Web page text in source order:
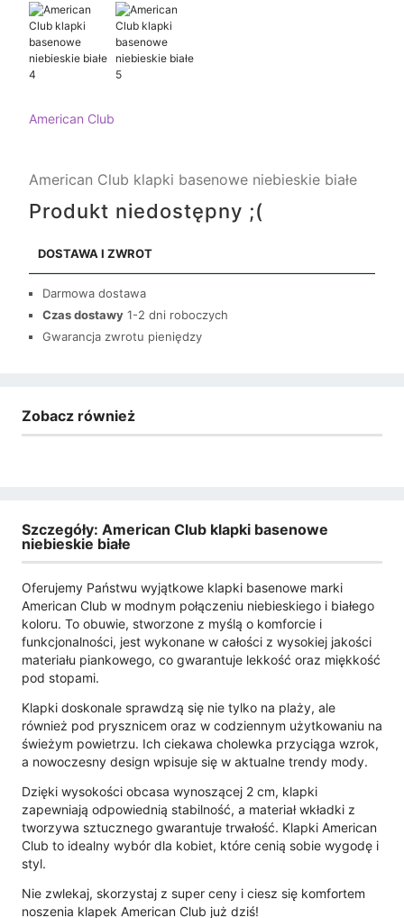
American Club
American Club klapki basenowe niebieskie białe
Produkt niedostępny ;(
DOSTAWA I ZWROT
Darmowa dostawa
Czas dostawy 1-2 dni roboczych
Gwarancja zwrotu pieniędzy
Zobacz również
Szczegóły: American Club klapki basenowe
niebieskie białe
Oferujemy Państwu wyjątkowe klapki basenowe marki
American Club w modnym połączeniu niebieskiego i białego
koloru. To obuwie, stworzone z myślą o komforcie i
funkcjonalności, jest wykonane w całości z wysokiej jakości
materiału piankowego, co gwarantuje lekkość oraz miękkość
pod stopami.
Klapki doskonale sprawdzą się nie tylko na plaży, ale
również pod prysznicem oraz w codziennym użytkowaniu na
świeżym powietrzu. Ich ciekawa cholewka przyciąga wzrok,
a nowoczesny design wpisuje się w aktualne trendy mody.
Dzięki wysokości obcasa wynoszącej 2 cm, klapki
zapewniają odpowiednią stabilność, a materiał wkładki z
tworzywa sztucznego gwarantuje trwałość. Klapki American
Club to idealny wybór dla kobiet, które cenią sobie wygodę i
styl.
Nie zwlekaj, skorzystaj z super ceny i ciesz się komfortem
noszenia klapek American Club już dziś!